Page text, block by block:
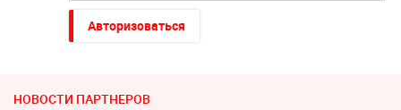
Авторизоваться
НОВОСТИ ПАРТНЕРОВ